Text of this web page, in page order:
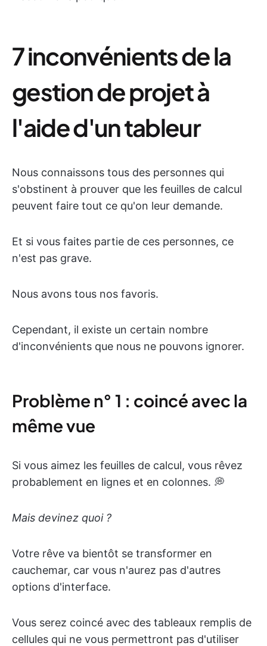
7 inconvénients de la
gestion de projet à
l'aide d'un tableur
Nous connaissons tous des personnes qui
s'obstinent à prouver que les feuilles de calcul
peuvent faire tout ce qu'on leur demande.
Et si vous faites partie de ces personnes, ce
n'est pas grave.
Nous avons tous nos favoris.
Cependant, il existe un certain nombre
d'inconvénients que nous ne pouvons ignorer.
Problème n° 1 : coincé avec la
même vue
Si vous aimez les feuilles de calcul, vous rêvez
probablement en lignes et en colonnes. 💭
Mais devinez quoi ?
Votre rêve va bientôt se transformer en
cauchemar, car vous n'aurez pas d'autres
options d'interface.
Vous serez coincé avec des tableaux remplis de
cellules qui ne vous permettront pas d'utiliser